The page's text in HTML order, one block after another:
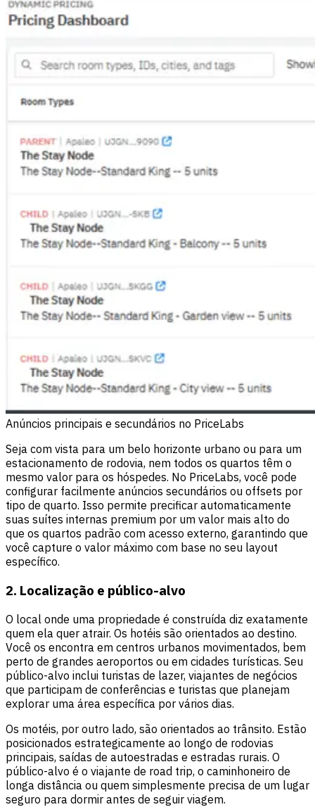
Anúncios principais e secundários no PriceLabs
Seja com vista para um belo horizonte urbano ou para um
estacionamento de rodovia, nem todos os quartos têm o
mesmo valor para os hóspedes. No PriceLabs, você pode
configurar facilmente anúncios secundários ou offsets por
tipo de quarto. Isso permite precificar automaticamente
suas suítes internas premium por um valor mais alto do
que os quartos padrão com acesso externo, garantindo que
você capture o valor máximo com base no seu layout
específico.
2. Localização e público-alvo
O local onde uma propriedade é construída diz exatamente
quem ela quer atrair. Os hotéis são orientados ao destino.
Você os encontra em centros urbanos movimentados, bem
perto de grandes aeroportos ou em cidades turísticas. Seu
público-alvo inclui turistas de lazer, viajantes de negócios
que participam de conferências e turistas que planejam
explorar uma área específica por vários dias.
Os motéis, por outro lado, são orientados ao trânsito. Estão
posicionados estrategicamente ao longo de rodovias
principais, saídas de autoestradas e estradas rurais. O
público-alvo é o viajante de road trip, o caminhoneiro de
longa distância ou quem simplesmente precisa de um lugar
seguro para dormir antes de seguir viagem.